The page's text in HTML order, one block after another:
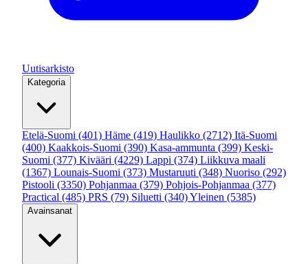
Uutisarkisto
Kategoria
Etelä-Suomi (401) Häme (419) Haulikko (2712) Itä-Suomi
(400) Kaakkois-Suomi (390) Kasa-ammunta (399) Keski-
Suomi (377) Kivääri (4229) Lappi (374) Liikkuva maali
(1367) Lounais-Suomi (373) Mustaruuti (348) Nuoriso (292)
Pistooli (3350) Pohjanmaa (379) Pohjois-Pohjanmaa (377)
Practical (485) PRS (79) Siluetti (340)Yleinen (5385)
Avainsanat